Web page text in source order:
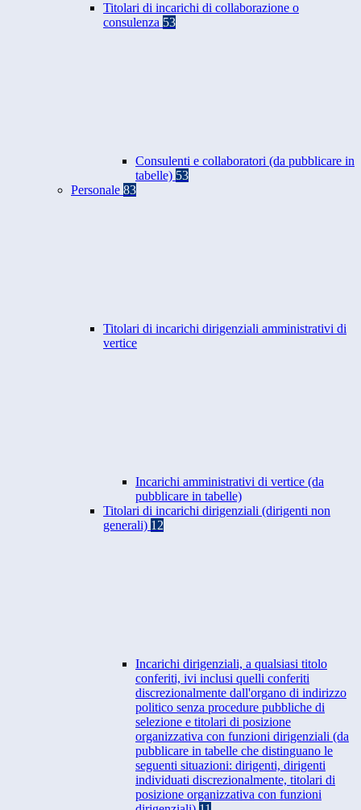
Titolari di incarichi di collaborazione o
consulenza 53
Consulenti e collaboratori (da pubblicare in
tabelle) 53
Personale 83
Titolari di incarichi dirigenziali amministrativi di
vertice
Incarichi amministrativi di vertice (da
pubblicare in tabelle)
Titolari di incarichi dirigenziali (dirigenti non
generali) 12
Incarichi dirigenziali, a qualsiasi titolo
conferiti, ivi inclusi quelli conferiti
discrezionalmente dall'organo di indirizzo
politico senza procedure pubbliche di
selezione e titolari di posizione
organizzativa con funzioni dirigenziali (da
pubblicare in tabelle che distinguano le
seguenti situazioni: dirigenti, dirigenti
individuati discrezionalmente, titolari di
posizione organizzativa con funzioni